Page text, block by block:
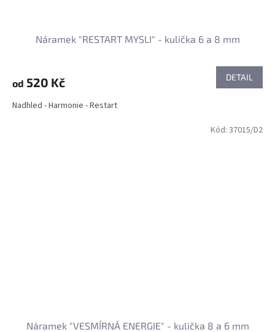
Náramek "RESTART MYSLI" - kulička 6 a 8 mm
od 520 Kč DETAIL
Nadhled - Harmonie - Restart
Náramek "VESMÍRNÁ ENERGIE" - kulička 8 a 6 mm
Kód: 37015/D2